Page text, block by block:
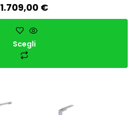
1.709,00 €
Scegli